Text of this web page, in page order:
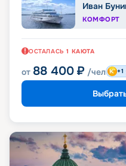
Иван
КОМФОРТ
ОСТАЛАСЬ 1 КАЮТА
от 88 400 ₽ /чел